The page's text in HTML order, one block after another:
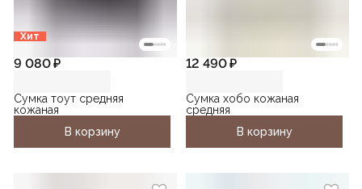
Хит
9 080 ₽
Сумка тоут средняя
кожаная
В корзину
12 490 ₽
Сумка хобо кожаная
средняя
В корзину